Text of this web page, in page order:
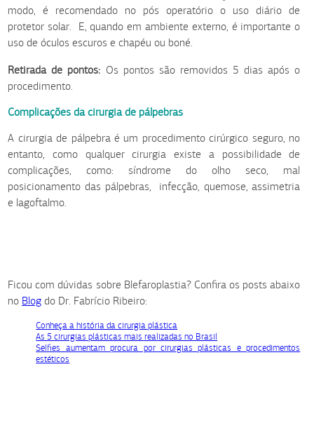
modo, é recomendado no pós operatório o uso diário de
protetor solar. E, quando em ambiente externo, é importante o
uso de óculos escuros e chapéu ou boné.
Retirada de pontos: Os pontos são removidos 5 dias após o
procedimento.
Complicações da cirurgia de pálpebras
A cirurgia de pálpebra é um procedimento cirúrgico seguro, no
entanto, como qualquer cirurgia existe a possibilidade de
complicações, como: síndrome do olho seco, mal
posicionamento das pálpebras, infecção, quemose, assimetria
e lagoftalmo.
Ficou com dúvidas sobre Blefaroplastia? Confira os posts abaixo
no Blog do Dr. Fabrício Ribeiro:
Conheça a história da cirurgia plástica
As 5 cirurgias plásticas mais realizadas no Brasil
Selfies aumentam procura por cirurgias plásticas e procedimentos
estéticos